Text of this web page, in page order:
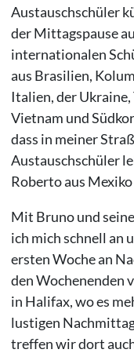
Austauschschüler
der Mittagspause
internationalen
aus Brasilien,
Italien, der
Vietnam und
dass in meiner
Austauschschüler
Roberto aus
Mit Bruno und
ich mich schnell an
ersten Woche an
den Wochenenden
in Halifax, wo es
lustigen
treffen wir dort